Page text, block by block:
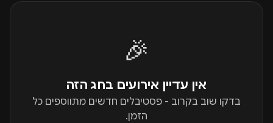
🎉
אין עדיין אירועים בחג הזה
בדקו שוב בקרוב - פסטיבלים חדשים מתווספים כל
הזמן.